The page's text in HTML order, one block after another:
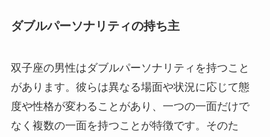
ダブルパーソナリティの持ち主
双子座の男性はダブルパーソナリティを持つこと
があります。彼らは異なる場面や状況に応じて態
度や性格が変わることがあり、一つの一面だけで
なく複数の一面を持つことが特徴です。そのた